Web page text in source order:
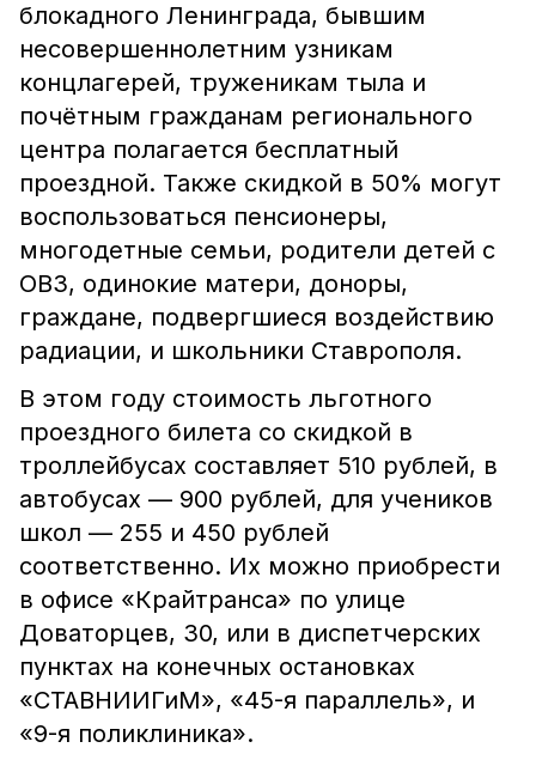
блокадного Ленинграда, бывшим
несовершеннолетним узникам
концлагерей, труженикам тыла и
почётным гражданам регионального
центра полагается бесплатный
проездной. Также скидкой в 50% могут
воспользоваться пенсионеры,
многодетные семьи, родители детей с
ОВЗ, одинокие матери, доноры,
граждане, подвергшиеся воздействию
радиации, и школьники Ставрополя.
В этом году стоимость льготного
проездного билета со скидкой в
троллейбусах составляет 510 рублей, в
автобусах — 900 рублей, для учеников
школ — 255 и 450 рублей
соответственно. Их можно приобрести
в офисе «Крайтранса» по улице
Доваторцев, 30, или в диспетчерских
пунктах на конечных остановках
«СТАВНИИГиМ», «45-я параллель», и
«9-я поликлиника».